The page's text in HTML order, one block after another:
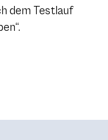
dem Testlauf